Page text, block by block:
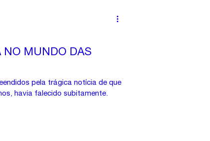
NO MUNDO DAS
pela trágica notícia de que
havia falecido subitamente.